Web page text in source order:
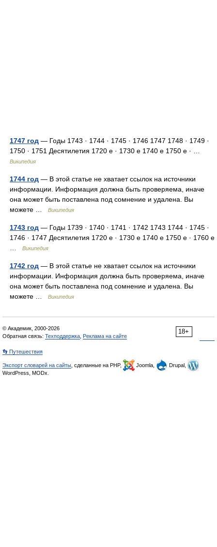
1747 год — Годы 1743 · 1744 · 1745 · 1746 1747 1748 · 1749 ·
1750 · 1751 Десятилетия 1720 е · 1730 е 1740 е 1750 е · …
Википедия
1744 год — В этой статье не хватает ссылок на источники
информации. Информация должна быть проверяема, иначе
она может быть поставлена под сомнение и удалена. Вы
можете …
Википедия
1743 год — Годы 1739 · 1740 · 1741 · 1742 1743 1744 · 1745 ·
1746 · 1747 Десятилетия 1720 е · 1730 е 1740 е 1750 е · 1760 е
…
Википедия
1742 год — В этой статье не хватает ссылок на источники
информации. Информация должна быть проверяема, иначе
она может быть поставлена под сомнение и удалена. Вы
можете …
Википедия
18+
© Академик, 2000-2026
Обратная связь: Техподдержка, Реклама на сайте
👣 Путешествия
Экспорт словарей на сайты, сделанные на PHP, Joomla,
Drupal,
WordPress, MODx.